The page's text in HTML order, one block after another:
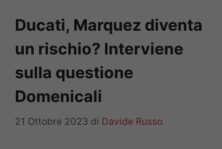
Ducati, Marquez diventa
un rischio? Interviene
sulla questione
Domenicali
21 Ottobre 2023 di Davide Russo